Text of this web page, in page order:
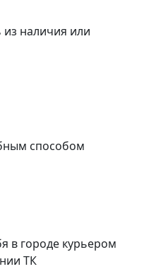
наличия или
способом
в городе курьером
ТК